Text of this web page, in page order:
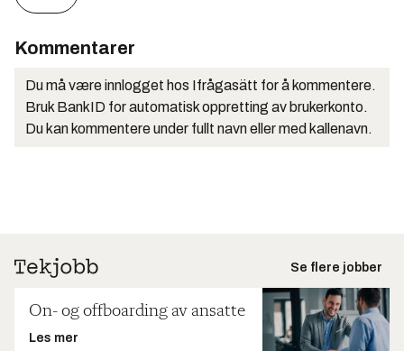
Kommentarer
Du må være innlogget hos Ifrågasätt for å kommentere.
Bruk BankID for automatisk oppretting av brukerkonto.
Du kan kommentere under fullt navn eller med kallenavn.
Se flere jobber
On- og offboarding av ansatte
Les mer